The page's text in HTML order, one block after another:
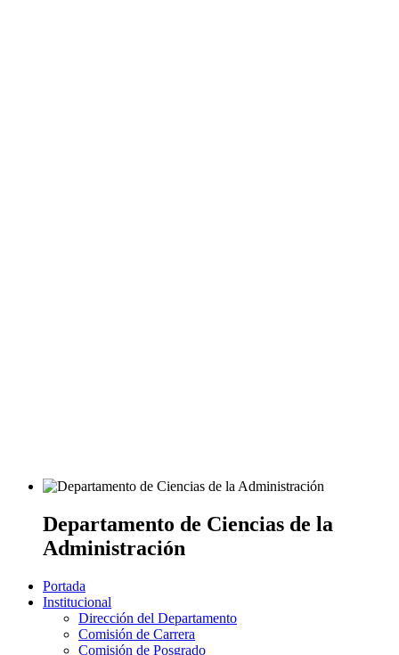
Departamento de Ciencias de la
Administración
Portada
Institucional
Dirección del Departamento
Comisión de Carrera
Comisión de Posgrado